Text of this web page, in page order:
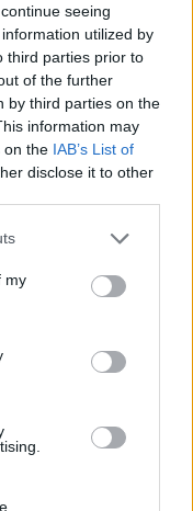
seeing
utilized by
third parties prior to
of the further
by third parties on the
information may
on the IAB’s List of
disclose it to other
or more Google
You may click to
third-party tags to
in below Google
my